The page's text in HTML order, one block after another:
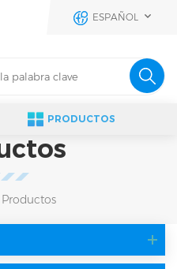
ESPAÑOL
PRODUCTOS
Productos